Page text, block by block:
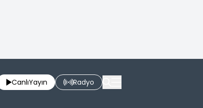
CanlıYayın Radyo